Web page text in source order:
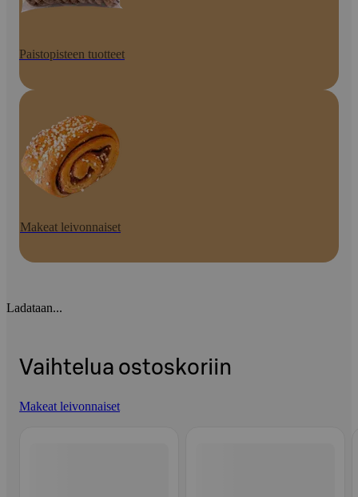
Paistopisteen tuotteet
Makeat leivonnaiset
Ladataan...
Vaihtelua ostoskoriin
Makeat leivonnaiset